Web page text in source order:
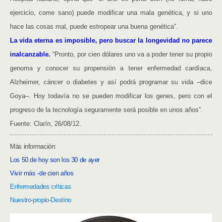
ejercicio, come sano) puede modificar una mala genética, y si uno
hace las cosas mal, puede estropear una buena genética”.
La vida eterna es imposible, pero buscar la longevidad no parece
inalcanzable. “Pronto, por cien dólares uno va a poder tener su propio
genoma y conocer su propensión a tener enfermedad cardíaca,
Alzheimer, cáncer o diabetes y así podrá programar su vida –dice
Goya–. Hoy todavía no se pueden modificar los genes, pero con el
progreso de la tecnología seguramente será posible en unos años”.
Fuente: Clarín, 26/08/12.
Más información:
Los 50 de hoy son los 30 de ayer
Vivir más -de cien años
Enfermedades críticas
Nuestro-propio-Destino